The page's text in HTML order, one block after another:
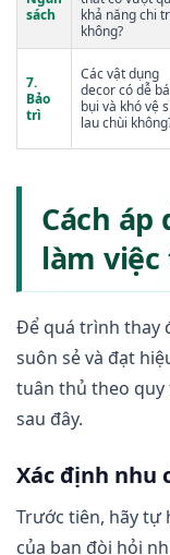
sách
khả năng chi
không?
7.
Bảo
trì
Các vật dụng
decor có dễ
bụi và khó vệ
lau chùi
Cách
làm
Để quá trình thay
suôn sẻ và đạt
tuân thủ theo
sau đây.
Xác định nhu
Trước tiên, hãy tự
của bạn đòi hỏi